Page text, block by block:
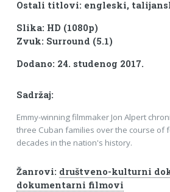
Ostali titlovi: engleski,
Slika: HD (1080p)
Zvuk: Surround (5.1)
Dodano: 24. studenog 2017.
Sadržaj:
Emmy-winning filmmaker Jon Alpert
three Cuban families over the course of
decades in the nation's history.
Žanrovi: društveno-kulturni
dokumentarni filmovi